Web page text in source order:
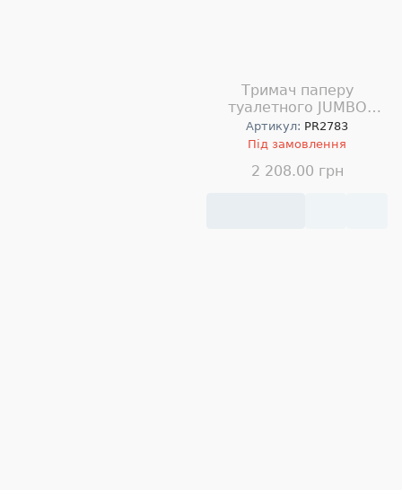
Тримач паперу
туалетного JUMBO
INDUSTRIAL
Артикул: PR2783
Під замовлення
2 208.00 грн